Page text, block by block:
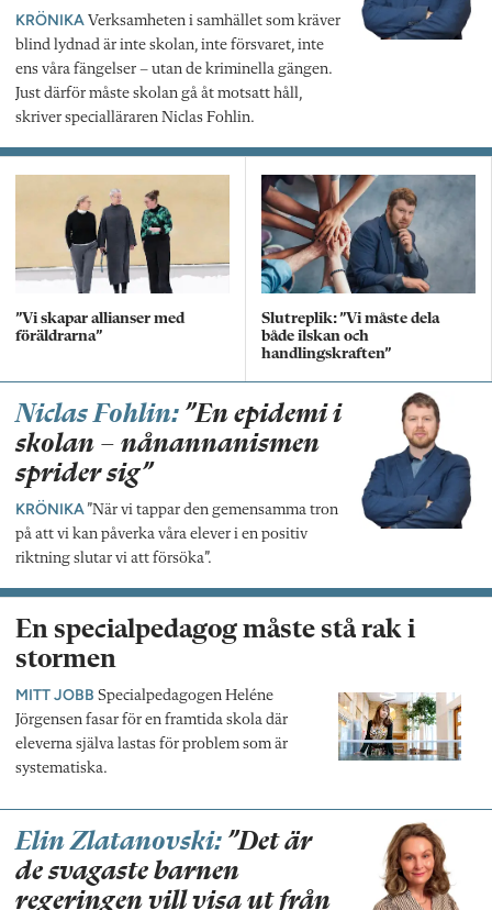
KRÖNIKA Verksamheten i samhället som kräver
blind lydnad är inte skolan, inte försvaret, inte
ens våra fängelser – utan de kriminella gängen.
Just därför måste skolan gå åt motsatt håll,
skriver specialläraren Niclas Fohlin.
”Vi skapar allianser med
föräldrarna”
Slutreplik: ”Vi måste dela
både ilskan och
handlingskraften”
Niclas Fohlin: ”En epidemi i
skolan – nånannanismen
sprider sig”
KRÖNIKA ”När vi tappar den gemensamma tron
på att vi kan påverka våra elever i en positiv
riktning slutar vi att försöka”.
En specialpedagog måste stå rak i
stormen
MITT JOBB Specialpedagogen Heléne
Jörgensen fasar för en framtida skola där
eleverna själva lastas för problem som är
systematiska.
Elin Zlatanovski: ”Det är
de svagaste barnen
regeringen vill visa ut från